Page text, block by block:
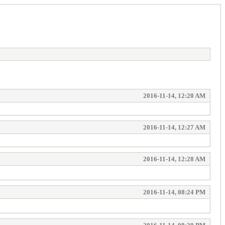
2016-11-14, 12:20 AM
2016-11-14, 12:27 AM
2016-11-14, 12:28 AM
2016-11-14, 08:24 PM